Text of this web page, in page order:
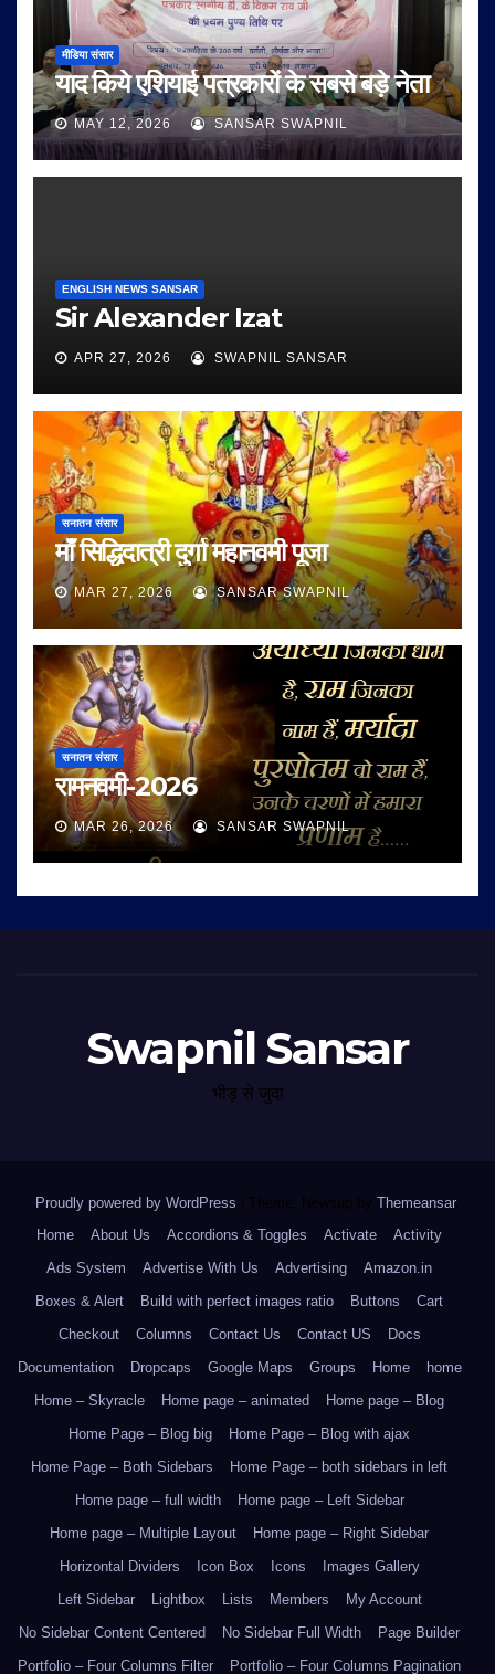
मीडिया संसार
याद किये एशियाई पत्रकारों के सबसे बड़े नेता
MAY 12, 2026 SANSAR SWAPNIL
ENGLISH NEWS SANSAR
Sir Alexander Izat
APR 27, 2026 SWAPNIL SANSAR
सनातन संसार
माँ सिद्धिदात्री दुर्गा महानवमी पूजा
MAR 27, 2026 SANSAR SWAPNIL
सनातन संसार
रामनवमी-2026
MAR 26, 2026 SANSAR SWAPNIL
Swapnil Sansar
भीड़ से जुदा
Proudly powered by WordPress Theme: Newsup by Themeansar.
Home
About Us Accordions & Toggles Activate
Activity
Ads System
Advertise With Us Advertising
Amazon.in
Boxes & Alert
Build with perfect images ratio Buttons
Cart
Checkout
Columns Contact Us Contact US
Docs
Documentation
Dropcaps Google Maps Groups Home
home
Home – Skyracle
Home page – animated
Home page – Blog
Home Page – Blog big
Home Page – Blog with ajax
Home Page – Both Sidebars
Home Page – both sidebars in left
Home page – full width
Home page – Left Sidebar
Home page – Multiple Layout
Home page – Right Sidebar
Horizontal Dividers
Icon Box Icons
Images Gallery
Left Sidebar
Lightbox Lists Members
My Account
No Sidebar Content Centered
No Sidebar Full Width
Page Builder
Portfolio – Four Columns Filter
Portfolio – Four Columns Pagination